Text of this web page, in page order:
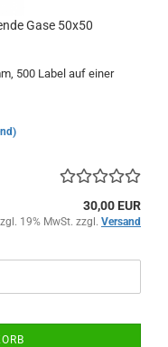
Gase 50x50
500 Label auf einer
30,00 EUR
19% MwSt. zzgl. Versand